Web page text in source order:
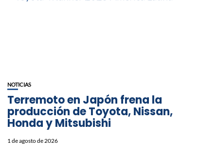
NOTICIAS
Terremoto en Japón frena la
producción de Toyota, Nissan,
Honda y Mitsubishi
1 de agosto de 2026